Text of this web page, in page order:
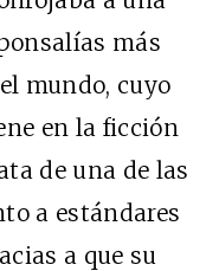
más
mundo, cuyo
en la ficción
de una de las
a estándares
a que su